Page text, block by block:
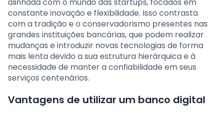
constante inovação e flexibilidade. Isso contrasta
com a tradição e o conservadorismo presentes nas
grandes instituições bancárias, que podem realizar
mudanças e introduzir novas tecnologias de forma
mais lenta devido a sua estrutura hierárquica e à
necessidade de manter a confiabilidade em seus
serviços centenários.
Vantagens de utilizar um banco digital